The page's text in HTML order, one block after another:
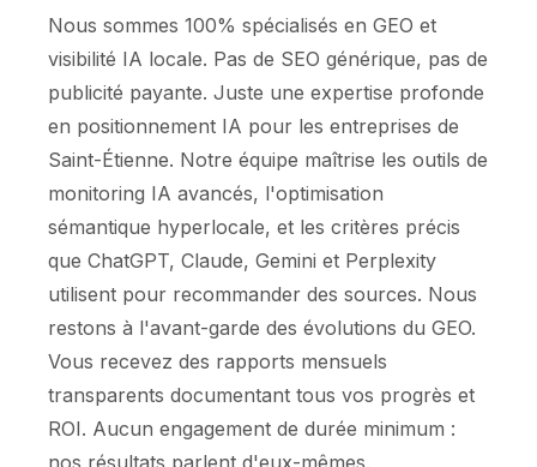
Nous sommes 100% spécialisés en GEO et
visibilité IA locale. Pas de SEO générique, pas de
publicité payante. Juste une expertise profonde
en positionnement IA pour les entreprises de
Saint-Étienne. Notre équipe maîtrise les outils de
monitoring IA avancés, l'optimisation
sémantique hyperlocale, et les critères précis
que ChatGPT, Claude, Gemini et Perplexity
utilisent pour recommander des sources. Nous
restons à l'avant-garde des évolutions du GEO.
Vous recevez des rapports mensuels
transparents documentant tous vos progrès et
ROI. Aucun engagement de durée minimum :
nos résultats parlent d'eux-mêmes.